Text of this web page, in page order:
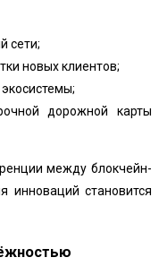
сети;
новых клиентов;
дорожной карты
между блокчейн-
инноваций становится